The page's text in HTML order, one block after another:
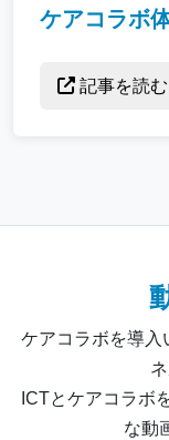
ケアコラボ
記事を読む
ケアコラボを導入
ICTとケアコラボ
な動